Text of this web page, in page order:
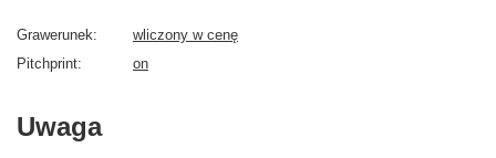
Grawerunek
wliczony w cenę
Pitchprint
on
Uwaga